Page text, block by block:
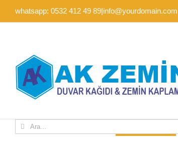
whatsapp: 0532 412 49 89|info@yourdomain.com
Ara: